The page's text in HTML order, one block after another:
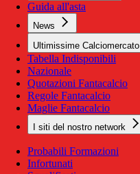
Guida all'asta
News
Ultimissime Calciomercato
Tabella Indisponibili
Nazionale
Quotazioni Fantacalcio
Regole Fantacalcio
Maglie Fantacalcio
I siti del nostro network
Probabili Formazioni
Infortunati